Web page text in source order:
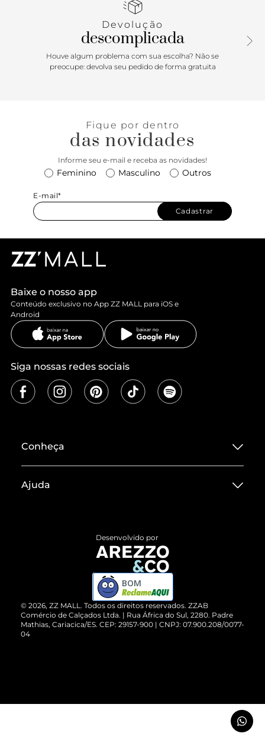
Devolução
descomplicada
Houve algum problema com sua escolha? Não se
preocupe: devolva seu pedido de forma gratuita
Fique por dentro
das novidades
Informe seu e-mail e receba as novidades!
Feminino Masculino Outros
E-mail*
Cadastrar
Baixe o nosso app
Conteúdo exclusivo no App ZZ MALL para iOS e
Android
Siga nossas redes sociais
Conheça
Termos de Uso
ZZ MALL é confiável
Cartão Presente
Vendas Corporativas
Ajuda
Devolução do Produto
Compre pelo WhatsApp
© 2026, ZZ MALL. Todos os direitos reservados. ZZAB
Comércio de Calçados Ltda. | Rua África do Sul, 2280. Padre
Mathias, Cariacica/ES. CEP: 29157-900 | CNPJ: 07.900.208/0077-
04
Desenvolvido por
BOM